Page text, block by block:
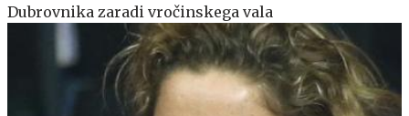
Dubrovnika zaradi vročinskega vala